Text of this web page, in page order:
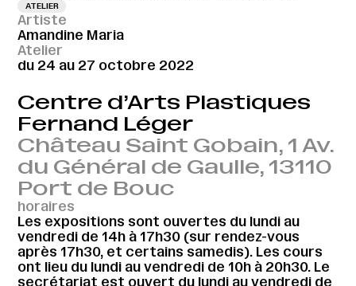
ATELIER
Artiste
Amandine Maria
Atelier
du 24 au 27 octobre 2022
Centre d’Arts Plastiques
Fernand Léger
Château Saint Gobain, 1 Av.
du Général de Gaulle, 13110
Port de Bouc
horaires
Les expositions sont ouvertes du lundi au
vendredi de 14h à 17h30 (sur rendez-vous
après 17h30, et certains samedis). Les cours
ont lieu du lundi au vendredi de 10h à 20h30. Le
secrétariat est ouvert du lundi au vendredi de